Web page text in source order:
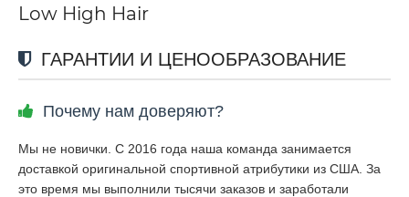
Low High Hair
ГАРАНТИИ И ЦЕНООБРАЗОВАНИЕ
Почему нам доверяют?
Мы не новички. С 2016 года наша команда занимается
доставкой оригинальной спортивной атрибутики из США. За
это время мы выполнили тысячи заказов и заработали